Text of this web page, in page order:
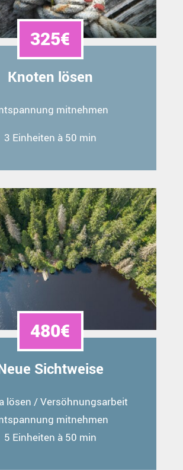
325€
Knoten lösen
mitnehmen
3 Einheiten à 50 min
480€
Sichtweise
lösen / Versöhnungsarbeit
mitnehmen
5 Einheiten à 50 min